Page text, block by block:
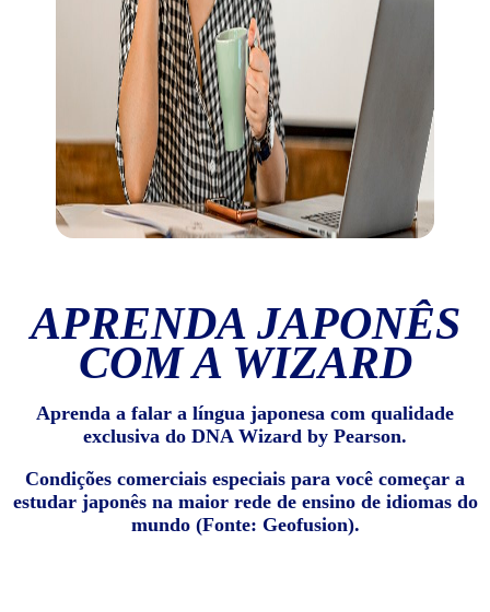
APRENDA JAPONÊS
COM A WIZARD
Aprenda a falar a língua japonesa com qualidade
exclusiva do DNA Wizard by Pearson.
Condições comerciais especiais para você começar a
estudar japonês na maior rede de ensino de idiomas do
mundo (Fonte: Geofusion).